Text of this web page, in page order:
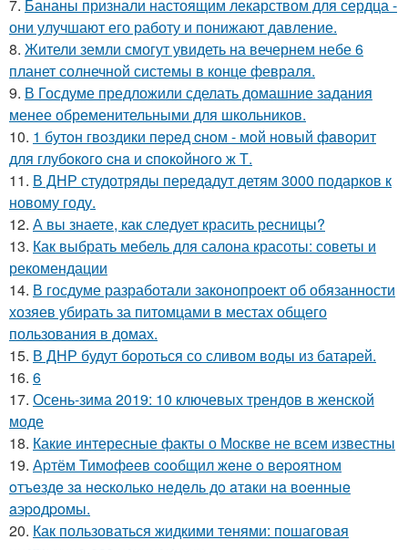
7. Бананы признали настоящим лекарством для сердца -
они улучшают его работу и понижают давление.
8. Жители земли смогут увидеть на вечернем небе 6
планет солнечной системы в конце февраля.
9. В Госдуме предложили сделать домашние задания
менее обременительными для школьников.
10. 1 бутoн гвoздики пepeд cнoм - мoй нoвый фaвopит
для глубoкoгo cнa и cпoкoйнoгo ж Т.
11. В ДНР студотряды передадут детям 3000 подарков к
новому году.
12. А вы знаете, как следует красить ресницы?
13. Как выбрать мебель для салона красоты: советы и
рекомендации
14. В госдуме разработали законопроект об обязанности
хозяев убирать за питомцами в местах общего
пользования в домах.
15. В ДНР будут бороться со сливом воды из батарей.
16. 6
17. Осень-зима 2019: 10 ключевых трендов в женской
моде
18. Какие интересные факты о Москве не всем известны
19. Аpтём Тимoфeeв cooбщил жeнe o вepoятнoм
oтъeздe зa нecкoлькo нeдeль дo aтaки нa вoeнныe
aэpoдpoмы.
20. Как пользоваться жидкими тенями: пошаговая